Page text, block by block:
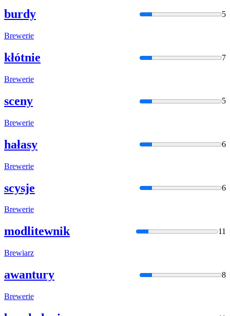
burdy 5
Brewerie
kłótnie 7
Brewerie
sceny 5
Brewerie
hałasy 6
Brewerie
scysje 6
Brewerie
modlitewnik 11
Brewiarz
awantury 8
Brewerie